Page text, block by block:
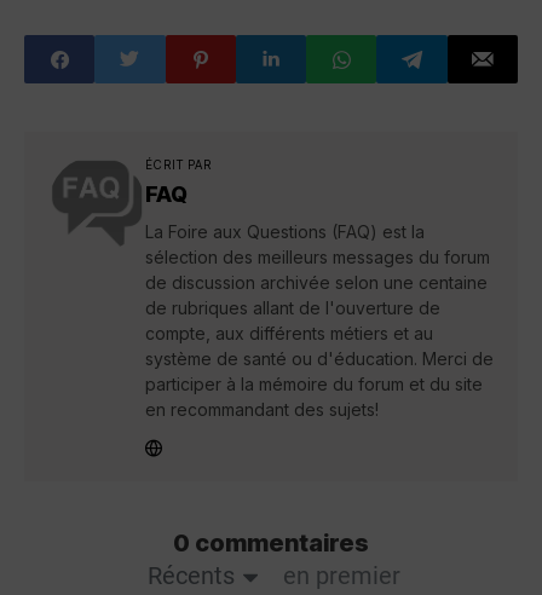
ÉCRIT PAR
FAQ
La Foire aux Questions (FAQ) est la
sélection des meilleurs messages du forum
de discussion archivée selon une centaine
de rubriques allant de l'ouverture de
compte, aux différents métiers et au
système de santé ou d'éducation. Merci de
participer à la mémoire du forum et du site
en recommandant des sujets!
0 commentaires
Récents
en premier